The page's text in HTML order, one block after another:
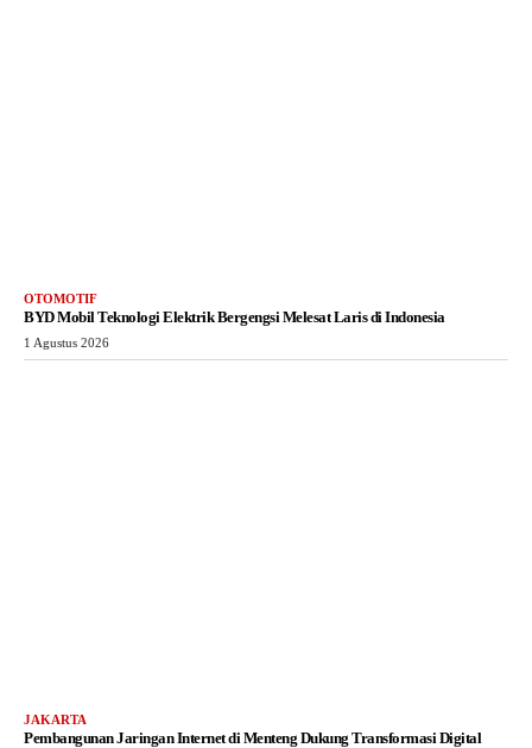
OTOMOTIF
BYD Mobil Teknologi Elektrik Bergengsi Melesat Laris di Indonesia
1 Agustus 2026
JAKARTA
Pembangunan Jaringan Internet di Menteng Dukung Transformasi Digital